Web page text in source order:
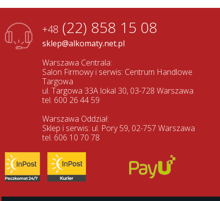
+48 (22) 858 15 08
sklep@alkomaty.net.pl
Warszawa Centrala:
Salon Firmowy i serwis: Centrum Handlowe
Targowa
ul. Targowa 33A lokal 30, 03-728 Warszawa
tel. 600 26 44 59
Warszawa Oddział:
Sklep i serwis: ul. Pory 59, 02-757 Warszawa
tel. 606 10 70 78